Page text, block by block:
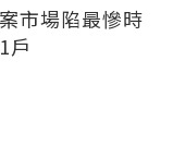
市場陷最慘時
戶